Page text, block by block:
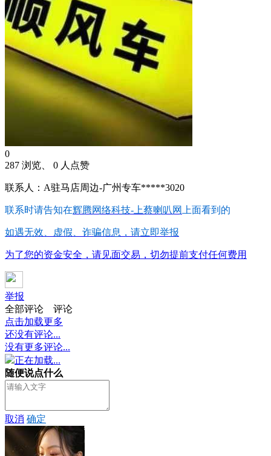
0
287 浏览、 0 人点赞
联系人：A驻马店周边-广州专车*****3020
联系时请告知在辉腾网络科技-上蔡喇叭网 上面看到的
如遇无效、虚假、诈骗信息，请立即举报
为了您的资金安全，请见面交易，切勿提前支付任何费用
举报
全部评论
评论
点击加载更多
还没有评论...
没有更多评论...
正在加载...
随便说点什么
取消 确定